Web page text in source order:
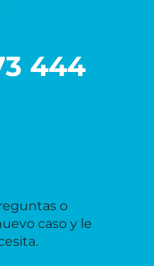
444
o
caso y le